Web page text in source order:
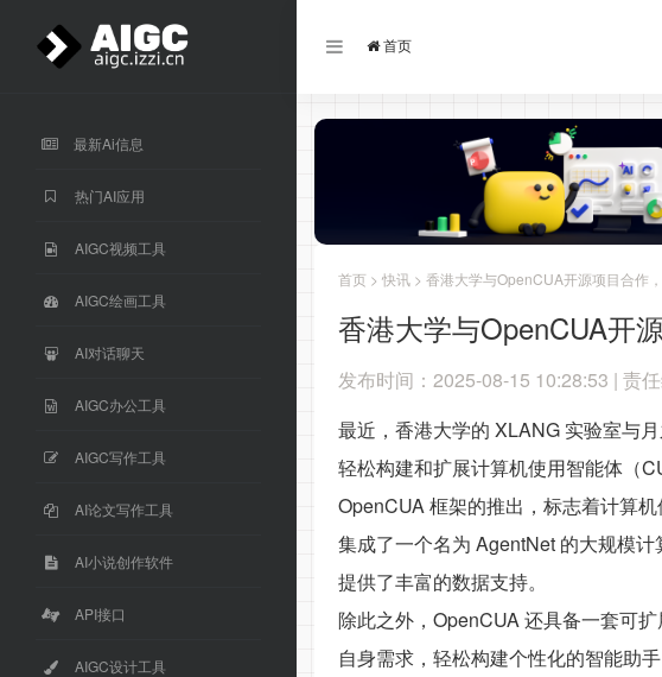
最新Ai信息
热门AI应用
AIGC视频工具
AIGC绘画工具
AI对话聊天
AIGC办公工具
AIGC写作工具
AI论文写作工具
AI小说创作软件
API接口
AIGC设计工具
首页
首页 > 快讯 > 香港大学与OpenCUA开源项目合作
香港大学与OpenCUA开
发布时间：2025-08-15 10:28:53 | 责
最近，香港大学的 XLANG 实验室与
轻松构建和扩展计算机使用智能体（
OpenCUA 框架的推出，标志着计算
集成了一个名为 AgentNet 的大规模
提供了丰富的数据支持。
除此之外，OpenCUA 还具备一套可
自身需求，轻松构建个性化的智能助